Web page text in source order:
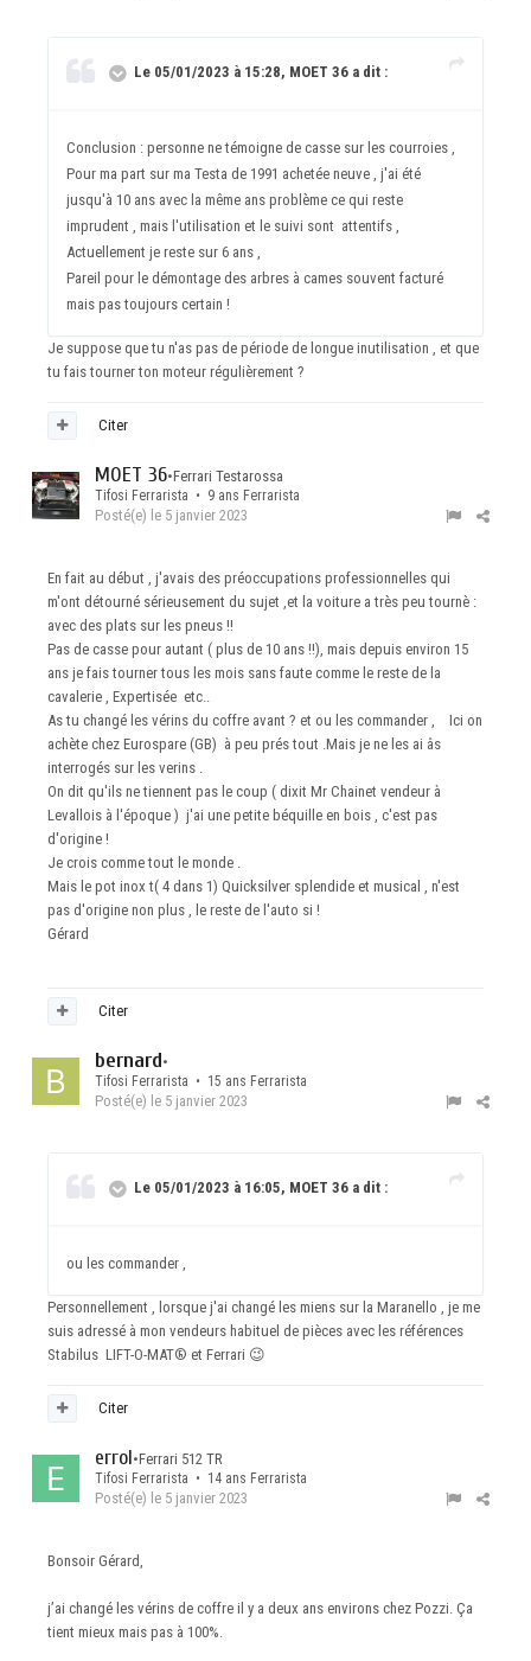
Le 05/01/2023 à 15:28, MOET 36 a dit :
Conclusion : personne ne témoigne de casse sur les courroies ,
Pour ma part sur ma Testa de 1991 achetée neuve , j'ai été
jusqu'à 10 ans avec la même ans problème ce qui reste
imprudent , mais l'utilisation et le suivi sont attentifs ,
Actuellement je reste sur 6 ans ,
Pareil pour le démontage des arbres à cames souvent facturé
mais pas toujours certain !
Je suppose que tu n'as pas de période de longue inutilisation , et que
tu fais tourner ton moteur régulièrement ?
Citer
MOET 36•Ferrari Testarossa
Tifosi Ferrarista • 9 ans Ferrarista
Posté(e) le 5 janvier 2023
En fait au début , j'avais des préoccupations professionnelles qui
m'ont détourné sérieusement du sujet ,et la voiture a très peu tournè :
avec des plats sur les pneus !!
Pas de casse pour autant ( plus de 10 ans !!), mais depuis environ 15
ans je fais tourner tous les mois sans faute comme le reste de la
cavalerie , Expertisée etc..
As tu changé les vérins du coffre avant ? et ou les commander , Ici on
achète chez Eurospare (GB) à peu prés tout .Mais je ne les ai âs
interrogés sur les verins .
On dit qu'ils ne tiennent pas le coup ( dixit Mr Chainet vendeur à
Levallois à l'époque ) j'ai une petite béquille en bois , c'est pas
d'origine !
Je crois comme tout le monde .
Mais le pot inox t( 4 dans 1) Quicksilver splendide et musical , n'est
pas d'origine non plus , le reste de l'auto si !
Gérard
Citer
bernard•
Tifosi Ferrarista • 15 ans Ferrarista
Posté(e) le 5 janvier 2023
Le 05/01/2023 à 16:05, MOET 36 a dit :
ou les commander ,
Personnellement , lorsque j'ai changé les miens sur la Maranello , je me
suis adressé à mon vendeurs habituel de pièces avec les références
Stabilus LIFT-O-MAT® et Ferrari 😉
Citer
errol•Ferrari 512 TR
Tifosi Ferrarista • 14 ans Ferrarista
Posté(e) le 5 janvier 2023
Bonsoir Gérard,
j’ai changé les vérins de coffre il y a deux ans environs chez Pozzi. Ça
tient mieux mais pas à 100%.